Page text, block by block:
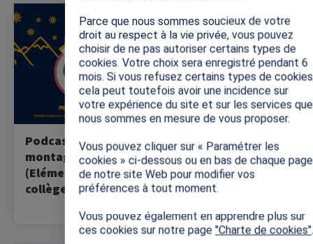
Image
Podcast - La
montagne en été
(Elémentaire et
collège)
Ecoutez le podcast avec
Marie Martinod !
Podcast - Le cycle
de l'eau
(Elémentaire et
collège)
Ecoutez le podcast avec
Marie Martinod !
Parce que nous sommes soucieux de votre
droit au respect à la vie privée, vous pouvez
choisir de ne pas autoriser certains types de
cookies. Votre choix sera enregistré pendant 6
mois. Si vous refusez certains types de
cela peut toutefois avoir une incidence sur
votre expérience du site et sur les services que
nous sommes en mesure de vous proposer.
Vous pouvez cliquer sur « Paramétrer les
cookies » ci-dessous ou en bas de chaque page
de notre site Web pour modifier vos
préférences à tout moment.
Vous pouvez également en apprendre plus sur
ces cookies sur notre page "Charte de cookies".